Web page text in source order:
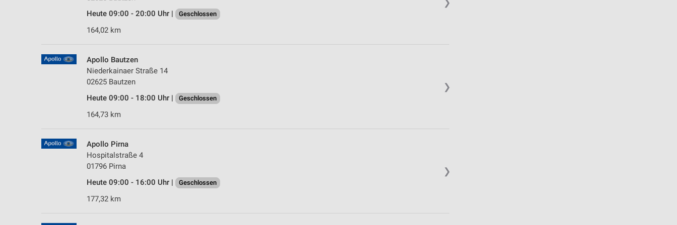
❯
Heute 09:00 - 20:00 Uhr |
Geschlossen
164,02 km
❯
Apollo Bautzen
Niederkainaer Straße 14
02625 Bautzen
Heute 09:00 - 18:00 Uhr |
Geschlossen
164,73 km
❯
Apollo Pirna
Hospitalstraße 4
01796 Pirna
Heute 09:00 - 16:00 Uhr |
Geschlossen
177,32 km